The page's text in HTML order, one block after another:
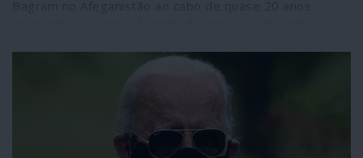
deu pela partida dos norte-americanos mais de duas
horas depois, segundo fontes afegãs”.